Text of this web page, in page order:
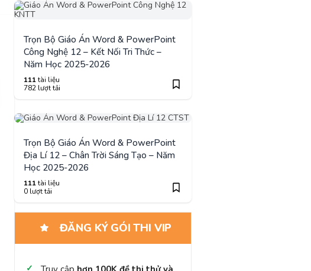
Trọn Bộ Giáo Án Word & PowerPoint
Công Nghệ 12 – Kết Nối Tri Thức –
Năm Học 2025-2026
111tài liệu
782 lượt tải
Trọn Bộ Giáo Án Word & PowerPoint
Địa Lí 12 – Chân Trời Sáng Tạo – Năm
Học 2025-2026
111tài liệu
0 lượt tải
ĐĂNG KÝ GÓI THI VIP